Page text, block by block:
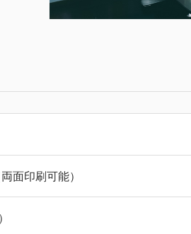
面印刷可能）